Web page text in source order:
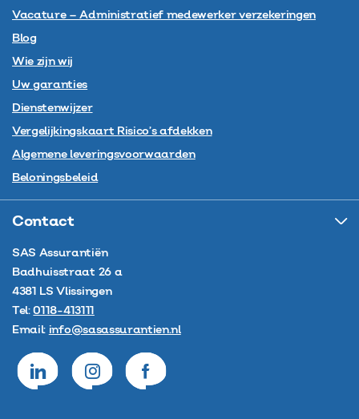
Vacature – Administratief medewerker verzekeringen
Blog
Wie zijn wij
Uw garanties
Dienstenwijzer
Vergelijkingskaart Risico’s afdekken
Algemene leveringsvoorwaarden
Beloningsbeleid
Contact
SAS Assurantiën
Badhuisstraat 26 a
4381 LS Vlissingen
Tel:0118-413111
Email: info@sasassurantien.nl